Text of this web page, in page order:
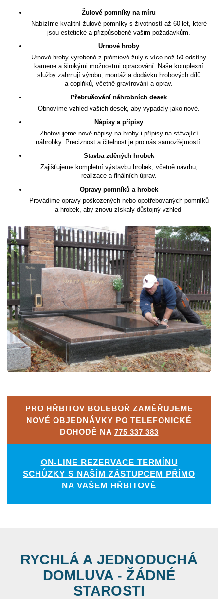
Žulové pomníky na míru
Nabízíme kvalitní žulové pomníky s životností až 60 let, které
jsou estetické a přizpůsobené vašim požadavkům.
Urnové hroby
Urnové hroby vyrobené z prémiové žuly s více než 50 odstíny
kamene a širokými možnostmi opracování. Naše komplexní
služby zahrnují výrobu, montáž a dodávku hrobových dílů
a doplňků, včetně gravírování a oprav.
Přebrušování náhrobních desek
Obnovíme vzhled vašich desek, aby vypadaly jako nové.
Nápisy a přípisy
Zhotovujeme nové nápisy na hroby i přípisy na stávající
náhrobky. Preciznost a čitelnost je pro nás samozřejmostí.
Stavba zděných hrobek
Zajišťujeme kompletní výstavbu hrobek, včetně návrhu,
realizace a finálních úprav.
Opravy pomníků a hrobek
Provádíme opravy poškozených nebo opotřebovaných pomníků
a hrobek, aby znovu získaly důstojný vzhled.
PRO HŘBITOV BOLEBOŘ ZAMĚŘUJEME
NOVÉ OBJEDNÁVKY PO TELEFONICKÉ
DOHODĚ NA 775 337 383
ON-LINE REZERVACE TERMÍNU
SCHŮZKY S NAŠÍM ZÁSTUPCEM PŘÍMO
NA VAŠEM HŘBITOVĚ
RYCHLÁ A JEDNODUCHÁ
DOMLUVA - ŽÁDNÉ
STAROSTI